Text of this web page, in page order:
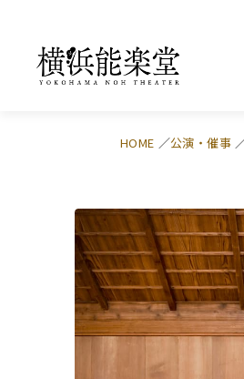
HOME 公演・催事